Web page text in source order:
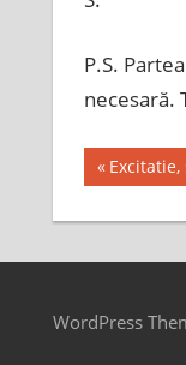
P.S.
necesară.
Post
Previous
Post:
WordPress